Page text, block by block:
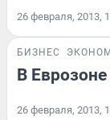
26 февраля, 2013,
БИЗНЕС
В
26 февраля, 2013,